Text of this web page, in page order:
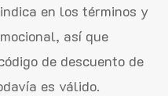
en los términos y
así que
de descuento de
es válido.